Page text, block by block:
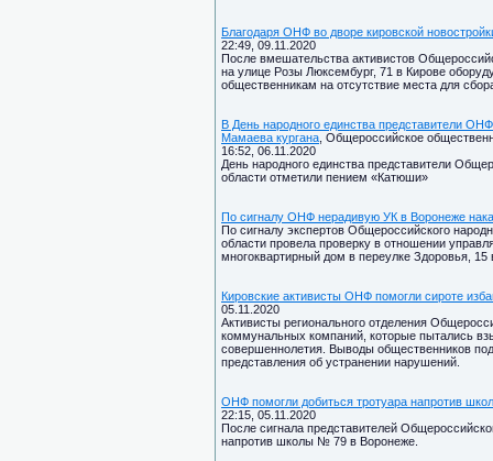
Благодаря ОНФ во дворе кировской
22:49, 09.11.2020
После вмешательства активистов
на улице Розы Люксембург, 71 в Кирове
общественникам на отсутствие места для
В День народного единства представители
Мамаева кургана , Общероссийское
16:52, 06.11.2020
День народного единства представители
области отметили пением «Катюши»
По сигналу ОНФ нерадивую УК в Воронеже
По сигналу экспертов Общероссийского
области провела проверку в отношении
многоквартирный дом в переулке Здоровья, 15
Кировские активисты ОНФ помогли сироте
05.11.2020
Активисты регионального отделения
коммунальных компаний, которые пытались
совершеннолетия. Выводы общественников
представления об устранении нарушений.
ОНФ помогли добиться тротуара напротив
22:15, 05.11.2020
После сигнала представителей
напротив школы № 79 в Воронеже.